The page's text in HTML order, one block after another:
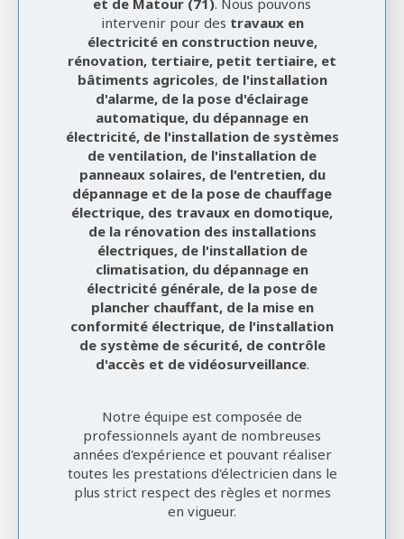
et de Matour (71). Nous pouvons
intervenir pour des travaux en
électricité en construction neuve,
rénovation, tertiaire, petit tertiaire, et
bâtiments agricoles, de l'installation
d'alarme, de la pose d'éclairage
automatique, du dépannage en
électricité, de l'installation de systèmes
de ventilation, de l'installation de
panneaux solaires, de l'entretien, du
dépannage et de la pose de chauffage
électrique, des travaux en domotique,
de la rénovation des installations
électriques, de l'installation de
climatisation, du dépannage en
électricité générale, de la pose de
plancher chauffant, de la mise en
conformité électrique, de l'installation
de système de sécurité, de contrôle
d'accès et de vidéosurveillance.
Notre équipe est composée de
professionnels ayant de nombreuses
années d'expérience et pouvant réaliser
toutes les prestations d'électricien dans le
plus strict respect des règles et normes
en vigueur.